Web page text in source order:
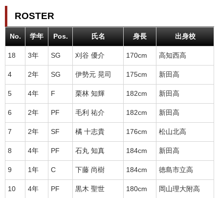
ROSTER
No. 学年 Pos. 氏名 身長 出身校
18 3年 SG 刈谷 優介 170cm 高知西高
4 2年 SG 伊勢元 晃司 175cm 新田高
5 4年 F 栗林 知輝 182cm 新田高
6 2年 PF 毛利 祐介 182cm 新田高
7 2年 SF 橘 十志貴 176cm 松山北高
8 4年 PF 石丸 知真 184cm 新田高
9 1年 C 下藤 尚樹 184cm 徳島市立高
10 4年 PF 黒木 聖世 180cm 岡山理大附高